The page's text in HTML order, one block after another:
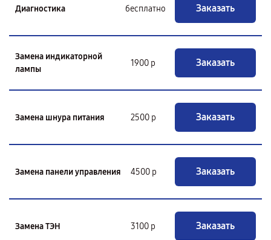
Диагностика бесплатно Заказать
Замена индикаторной
лампы
1900 р Заказать
Замена шнура питания 2500 р Заказать
Замена панели управления 4500 р Заказать
Замена ТЭН 3100 р Заказать